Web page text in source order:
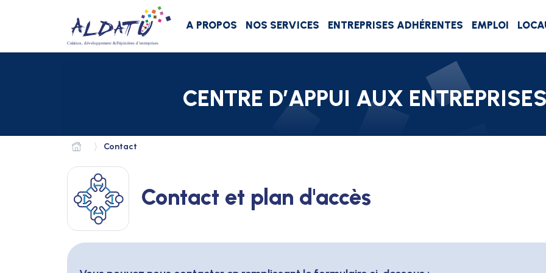
Aller au contenu
A PROPOS NOS SERVICES ENTREPRISES ADHÉRENTES EMPLOI
CENTRE D’APPUI AUX
Contact
Contact et plan d'accès